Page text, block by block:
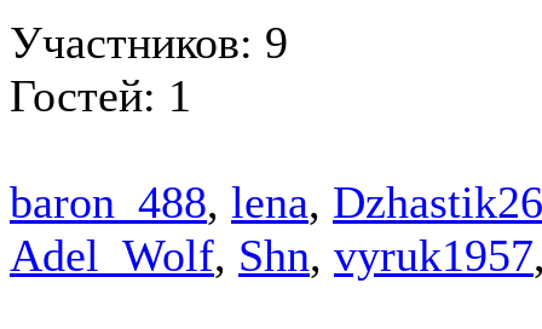
Участников: 9
Гостей: 1
baron_488, lena, Dzhastik26
Adel_Wolf, Shn, vyruk1957